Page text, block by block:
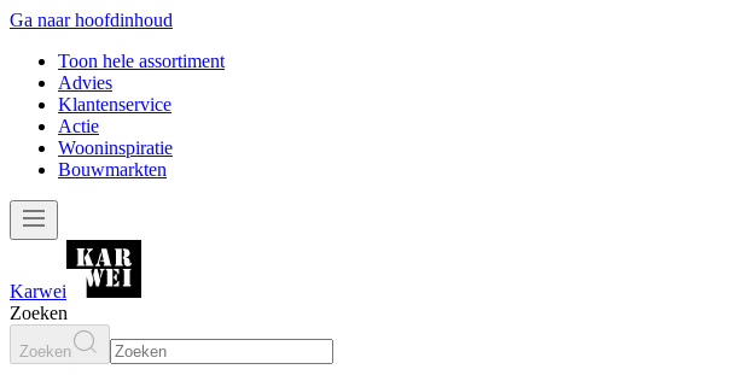
Ga naar hoofdinhoud
Toon hele assortiment
Advies
Klantenservice
Actie
Wooninspiratie
Bouwmarkten
Karwei
Zoeken
Zoeken